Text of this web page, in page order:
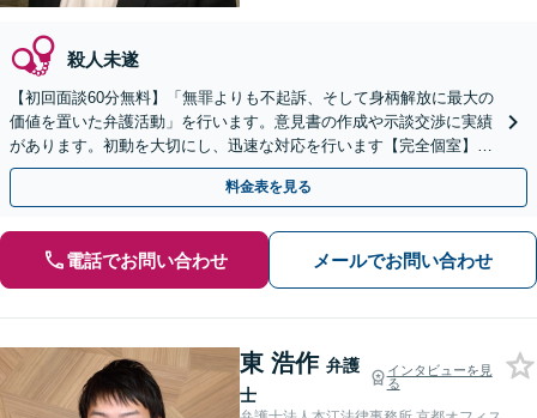
殺人未遂
【初回面談60分無料】「無罪よりも不起訴、そして身柄解放に最大の
価値を置いた弁護活動」を行います。意見書の作成や示談交渉に実績
があります。初動を大切にし、迅速な対応を行います【完全個室】
【子連れ相談可】【丸太町駅5分】
料金表を見る
電話でお問い合わせ メールでお問い合わせ
東 浩作 弁護
士
インタビューを見
る